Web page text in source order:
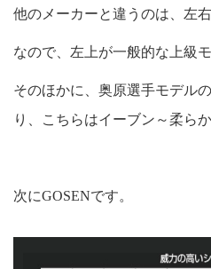
他のメーカーと違うのは、左
なので、左上が一般的な上級モ
そのほかに、奥原選手モデル
り、こちらはイーブン～柔ら
次にGOSENです。